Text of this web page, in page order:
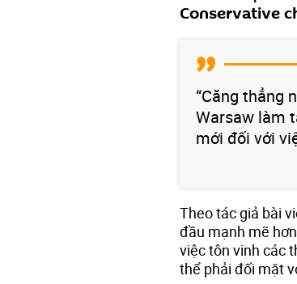
Conservative
“Căng thẳng
Warsaw làm
mới đối với
Theo tác giả bài
đầu mạnh mẽ
việc tôn vinh các
thể phải đối mặt